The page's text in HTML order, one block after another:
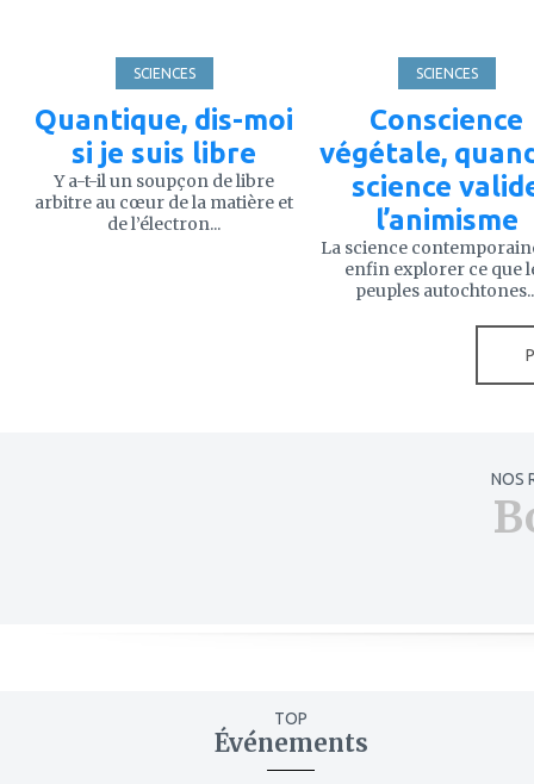
SCIENCES
Quantique, dis-moi
si je suis libre
Y a-t-il un soupçon de libre
arbitre au cœur de la matière et
de l’électron...
SCIENCES
Conscience
végétale,
science
l’animisme
La science
enfin explorer ce que
peuples
NOS
TOP
Événements